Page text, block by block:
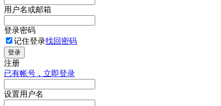
用户名或邮箱
登录密码
记住登录找回密码
登录
注册
已有帐号，立即登录
设置用户名